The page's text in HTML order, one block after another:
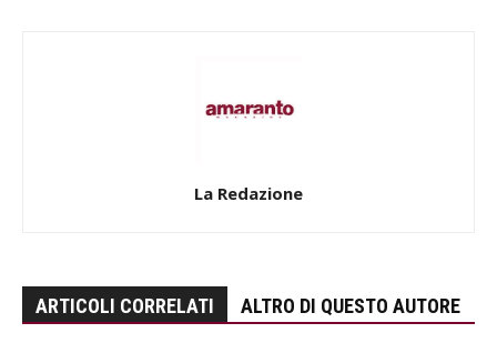
La Redazione
ARTICOLI CORRELATI ALTRO DI QUESTO AUTORE